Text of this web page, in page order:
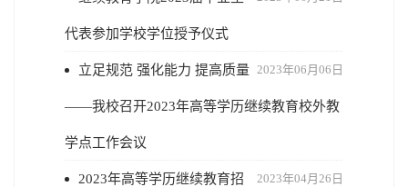
代表参加学校学位授予仪式
2023年06月06日
立足规范 强化能力 提高质量
——我校召开2023年高等学历继续教育校外教
学点工作会议
2023年04月26日
2023年高等学历继续教育招